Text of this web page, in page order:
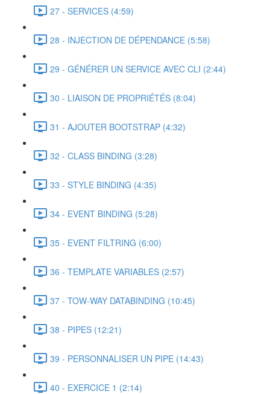
27 - SERVICES (4:59)
28 - INJECTION DE DÉPENDANCE (5:58)
29 - GÉNÉRER UN SERVICE AVEC CLI (2:44)
30 - LIAISON DE PROPRIÉTÉS (8:04)
31 - AJOUTER BOOTSTRAP (4:32)
32 - CLASS BINDING (3:28)
33 - STYLE BINDING (4:35)
34 - EVENT BINDING (5:28)
35 - EVENT FILTRING (6:00)
36 - TEMPLATE VARIABLES (2:57)
37 - TOW-WAY DATABINDING (10:45)
38 - PIPES (12:21)
39 - PERSONNALISER UN PIPE (14:43)
40 - EXERCICE 1 (2:14)